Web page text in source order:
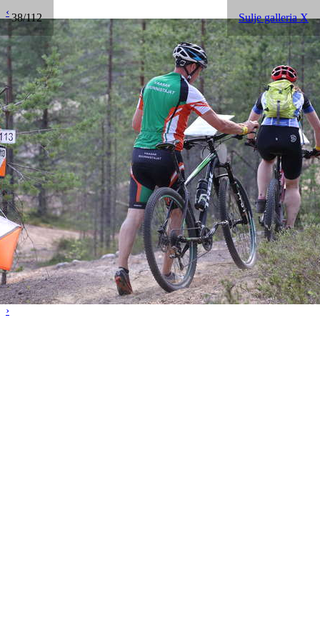
38/112 Sulje galleria X
‹
›